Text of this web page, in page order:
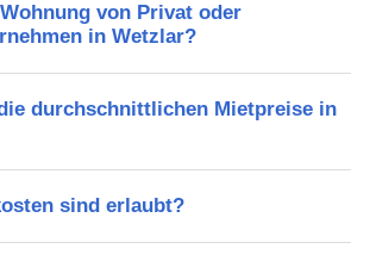
von Privat oder
in Wetzlar?
durchschnittlichen Mietpreise in
sind erlaubt?